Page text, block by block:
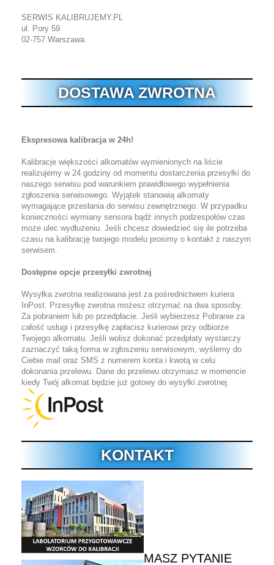
SERWIS KALIBRUJEMY.PL
ul. Pory 59
02-757 Warszawa
DOSTAWA ZWROTNA
Ekspresowa kalibracja w 24h!
Kalibracje większości alkomatów wymienionych na liście
realizujemy w 24 godziny od momentu dostarczenia przesyłki do
naszego serwisu pod warunkiem prawidłowego wypełnienia
zgłoszenia serwisowego. Wyjątek stanowią alkomaty
wymagające przesłania do serwisu zewnętrznego. W przypadku
konieczności wymiany sensora bądź innych podzespołów czas
może ulec wydłużeniu. Jeśli chcesz dowiedzieć się ile potrzeba
czasu na kalibrację twojego modelu prosimy o kontakt z naszym
serwisem.
Dostępne opcje przesyłki zwrotnej
Wysyłka zwrotna realizowana jest za pośrednictwem kuriera
InPost. Przesyłkę zwrotna możesz otrzymać na dwa sposoby.
Za pobraniem lub po przedpłacie. Jeśli wybierzesz Pobranie za
całość usługi i przesyłkę zapłacisz kurierowi przy odbiorze
Twojego alkomatu. Jeśli wolisz dokonać przedpłaty wystarczy
zaznaczyć taką forma w zgłoszeniu serwisowym, wyślemy do
Ciebie mail oraz SMS z numerem konta i kwotą w celu
dokonania przelewu. Dane do przelewu otrzymasz w momencie
kiedy Twój alkomat będzie już gotowy do wysyłki zwrotnej.
KONTAKT
MASZ PYTANIE